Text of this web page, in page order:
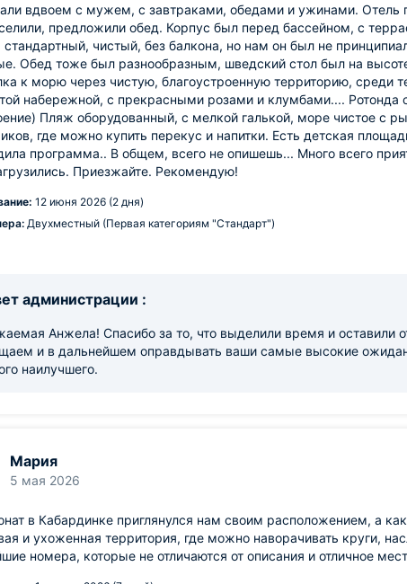
вдвоем с мужем, с завтраками, обедами и ужинами. Отель
предложили обед. Корпус был перед бассейном, с
чистый, без балкона, но нам он был не
Обед тоже был разнообразным, шведский стол был на
к морю через чистую, благоустроенную территорию, среди
набережной, с прекрасными розами и клумбами.... Ротонда
Пляж оборудованный, с мелкой галькой, море чистое с
где можно купить перекус и напитки. Есть детская
программа.. В общем, всего не опишешь... Много всего
Приезжайте. Рекомендую!
12 июня 2026 (2 дня)
Двухместный (Первая категориям "Стандарт")
администрации :
Анжела! Спасибо за то, что выделили время и оставили
и в дальнейшем оправдывать ваши самые высокие
наилучшего.
Мария
5 мая 2026
в Кабардинке приглянулся нам своим расположением, а
и ухоженная территория, где можно наворачивать круги,
номера, которые не отличаются от описания и отличное